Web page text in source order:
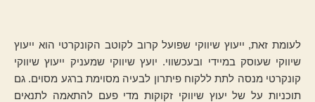
לעומת זאת, ייעוץ שיווקי שפועל קרוב לקוטב הקונקרטי הוא ייעוץ
שיווקי שעוסק במיידי ובעכשווי. יועץ שיווקי שמעניק ייעוץ שיווקי
קונקרטי מנסה לתת ללקוח פיתרון לבעיה מסוימת ברגע מסוים. גם
תוכניות על של יעוץ שיווקי זקוקות מדי פעם להתאמה לתנאים